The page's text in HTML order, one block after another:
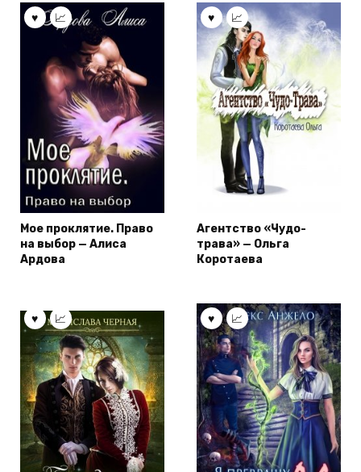
Мое проклятие. Право
на выбор — Алиса
Ардова
Агентство «Чудо-
трава» — Ольга
Коротаева